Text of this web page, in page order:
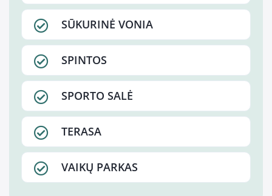
SŪKURINĖ VONIA
SPINTOS
SPORTO SALĖ
TERASA
VAIKŲ PARKAS